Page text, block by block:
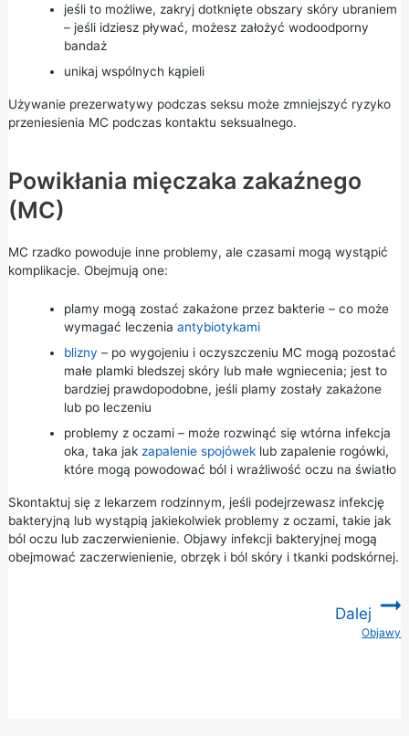
jeśli to możliwe, zakryj dotknięte obszary skóry ubraniem
– jeśli idziesz pływać, możesz założyć wodoodporny
bandaż
unikaj wspólnych kąpieli
Używanie prezerwatywy podczas seksu może zmniejszyć ryzyko
przeniesienia MC podczas kontaktu seksualnego.
Powikłania mięczaka zakaźnego
(MC)
MC rzadko powoduje inne problemy, ale czasami mogą wystąpić
komplikacje. Obejmują one:
plamy mogą zostać zakażone przez bakterie – co może
wymagać leczenia antybiotykami
blizny – po wygojeniu i oczyszczeniu MC mogą pozostać
małe plamki bledszej skóry lub małe wgniecenia; jest to
bardziej prawdopodobne, jeśli plamy zostały zakażone
lub po leczeniu
problemy z oczami – może rozwinąć się wtórna infekcja
oka, taka jak zapalenie spojóweklub zapalenie rogówki,
które mogą powodować ból i wrażliwość oczu na światło
Skontaktuj się z lekarzem rodzinnym, jeśli podejrzewasz infekcję
bakteryjną lub wystąpią jakiekolwiek problemy z oczami, takie jak
ból oczu lub zaczerwienienie. Objawy infekcji bakteryjnej mogą
obejmować zaczerwienienie, obrzęk i ból skóry i tkanki podskórnej.
Dalej
Objawy